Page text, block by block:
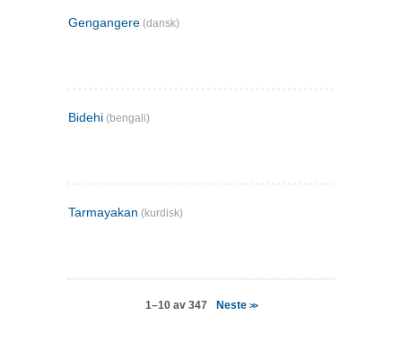
Gengangere (dansk)
Bidehi (bengali)
Tarmayakan (kurdisk)
1–10 av 347 Neste >>